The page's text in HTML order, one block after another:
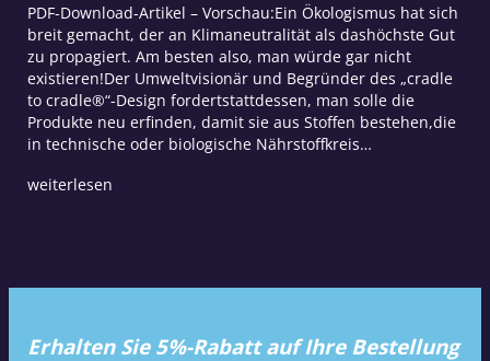
PDF-Download-Artikel – Vorschau:Ein Ökologismus hat sich
breit gemacht, der an Klimaneutralität als dashöchste Gut
zu propagiert. Am besten also, man würde gar nicht
existieren!Der Umweltvisionär und Begründer des „cradle
to cradle®“-Design fordertstattdessen, man solle die
Produkte neu erfinden, damit sie aus Stoffen bestehen,die
in technische oder biologische Nährstoffkreis…
weiterlesen
Erhalten Sie 5%-Rabatt auf Ihre Bestellung